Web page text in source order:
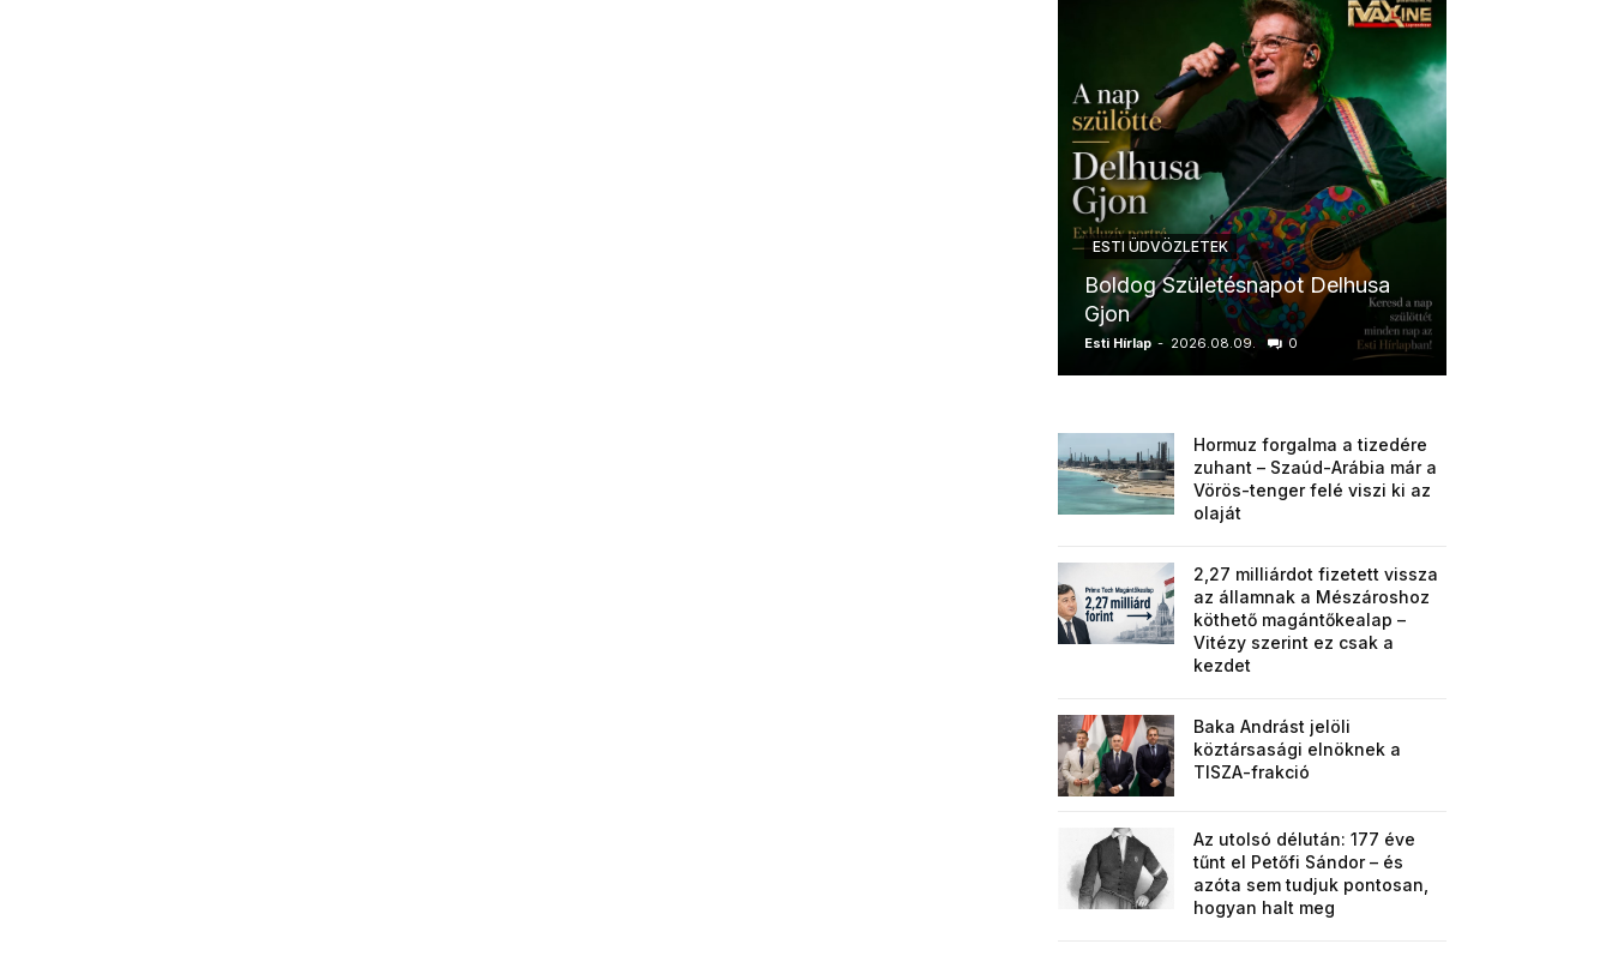
ESTI ÜDVÖZLETEK
Boldog Születésnapot Delhusa
Gjon
Esti Hírlap - 2026.08.09. 0
Hormuz forgalma a tizedére
zuhant – Szaúd-Arábia már a
Vörös-tenger felé viszi ki az
olaját
2,27 milliárdot fizetett vissza
az államnak a Mészároshoz
köthető magántőkealap –
Vitézy szerint ez csak a
kezdet
Baka Andrást jelöli
köztársasági elnöknek a
TISZA-frakció
Az utolsó délután: 177 éve
tűnt el Petőfi Sándor – és
azóta sem tudjuk pontosan,
hogyan halt meg